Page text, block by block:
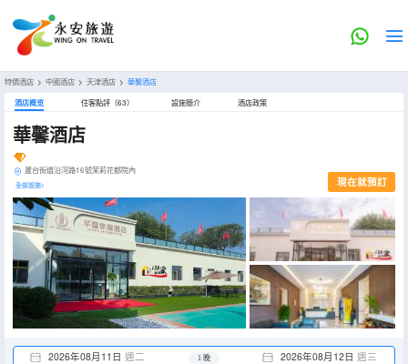
特價酒店 > 中國酒店 > 天津酒店 > 華馨酒店
酒店概览 住客點評（63） 設施簡介 酒店政策
華馨酒店
蘆台街道沿河路16號茉莉花都院內
全部設施> 現在就預訂
2026年08月11日 週二 2026年08月12日 週三
1 晚